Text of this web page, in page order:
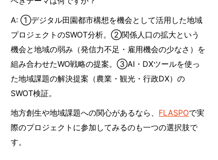
A: ①デジタル田園都市構想を機会として活用した地域
プロジェクトのSWOT分析。②関係人口の拡大という
機会と地域の弱み（発信力不足・雇用機会の少なさ）を
組み合わせたWO戦略の提案。③AI・DXツールを使っ
た地域課題の解決提案（農業・観光・行政DX）の
SWOT検証。
地方創生や地域課題への関心があるなら、 FLASPOで実
際のプロジェクトに参加してみるのも一つの選択肢で
す。